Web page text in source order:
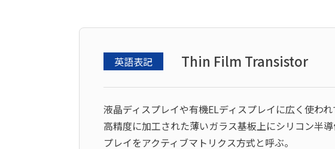
英語表記 Thin Film Transistor
液晶ディスプレイや有機ELディスプレイに広く使わ
高精度に加工された薄いガラス基板上にシリコン半
プレイをアクティブマトリクス方式と呼ぶ。